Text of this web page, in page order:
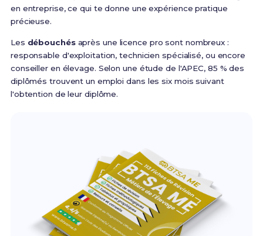
en entreprise, ce qui te donne une expérience pratique
précieuse.
Les débouchésaprès une licence pro sont nombreux :
responsable d'exploitation, technicien spécialisé, ou encore
conseiller en élevage. Selon une étude de l'APEC, 85 % des
diplômés trouvent un emploi dans les six mois suivant
l'obtention de leur diplôme.